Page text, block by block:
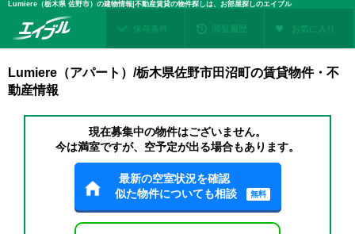
Lumiere（栃木県 佐野市）の建物情報|不動産賃貸の物件探しは、お部屋探しのエイブル
保存条件 閲覧履歴 お気に入り
Lumiere（アパート）/栃木県佐野市田沼町の賃貸物件・不
動産情報
現在募集中の物件はございません。
今は満室ですが、空予定が出る場合もあります。
最新の空室状況を確認
似た物件についても相談
無料